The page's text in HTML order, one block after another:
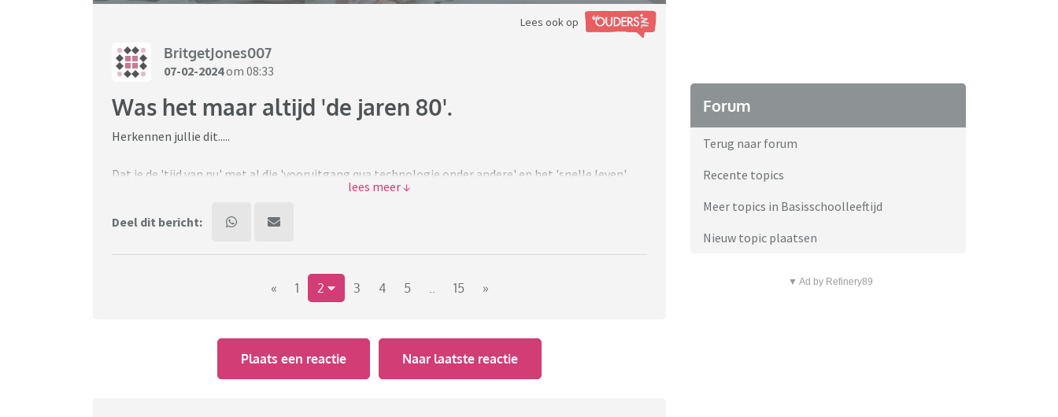
Lees ook op
BritgetJones007
07-02-2024om 08:33
Was het maar altijd 'de jaren 80'.
Herkennen jullie dit.....
Dat je de 'tijd van nu' met al die 'vooruitgang qua technologie onder andere' en het 'snelle leven',
dat je dan bij jezelf denkt dat je dit juist 'achteruitgang' vindt?
Dat je de tijdsgeest mist van de jaren 80 en vooruit, ook de jaren 90. De gezelligheid, de
Deel dit bericht:
« 1 2 3 4 5 .. 15 »
Plaats een reactie Naar laatste reactie
Forum
Terug naar forum
Recente topics
Meer topics in Basisschoolleeftijd
Nieuw topic plaatsen
▼ Ad by Refinery89